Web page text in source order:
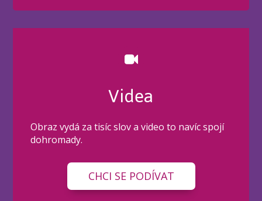
Videa
Obraz vydá za tisíc slov a video to navíc spojí
dohromady.
CHCI SE PODÍVAT